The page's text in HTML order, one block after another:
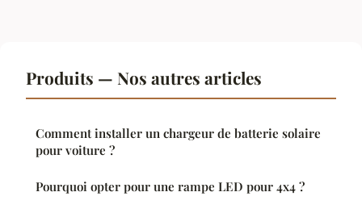
Produits — Nos autres articles
Comment installer un chargeur de batterie solaire
pour voiture ?
Pourquoi opter pour une rampe LED pour 4x4 ?